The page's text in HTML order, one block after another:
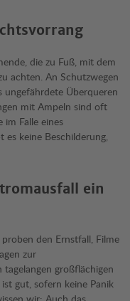
die zu Fuß, mit dem
achten. An Schutzwegen
Überqueren
mit Ampeln sind oft
im Falle eines
es keine Beschilderung,
ein
den Ernstfall, Filme
zur
großflächigen
gut, sofern keine Panik